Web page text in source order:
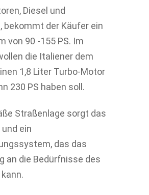
Diesel und
bekommt der Käufer ein
von 90 -155 PS. Im
die Italiener dem
1,8 Liter Turbo-Motor
230 PS haben soll.
Straßenlage sorgt das
ein
das das
an die Bedürfnisse des